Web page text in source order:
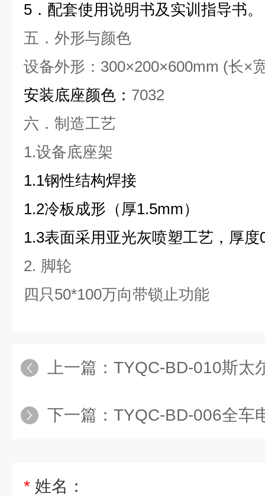
5． 配套使用说明书及实训指导书。
五．外形与颜色
设备外形： 300×200×600mm (长×
安装底座颜色： 7032
六．制造工艺
1.设备底座架
1.1钢性结构焊接
1.2冷板成形（厚1.5mm）
1.3表面采用亚光灰喷塑工艺，厚度
2. 脚轮
四只50*100万向带锁止功能
上一篇： TYQC-BD-010斯太尔转向系统解剖模
下一篇： TYQC-BD-006全车电器实训台
* 姓名：